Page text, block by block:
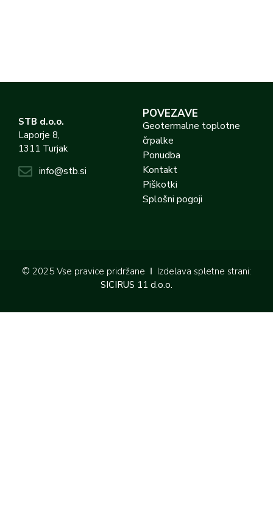
STB d.o.o.
Laporje 8,
1311 Turjak
info@stb.si
POVEZAVE
Geotermalne toplotne
črpalke
Ponudba
Kontakt
Piškotki
Splošni pogoji
© 2025 Vse pravice pridržane Ι Izdelava spletne strani:
SICIRUS 11 d.o.o.